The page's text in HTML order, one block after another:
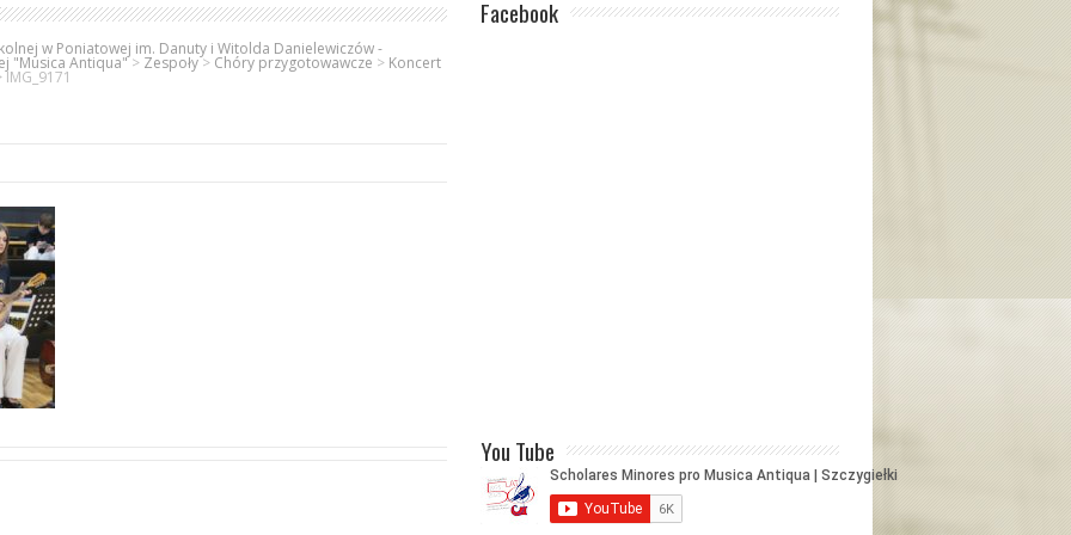
w Poniatowej im. Danuty i Witolda Danielewiczów -
"Musica Antiqua"> Zespoły> Chóry przygotowawcze > Koncert
IMG_9171
Facebook
You Tube